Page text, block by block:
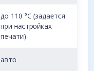
до 110 °С (задается
при настройках
печати)
авто